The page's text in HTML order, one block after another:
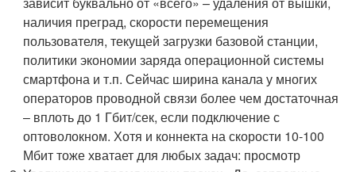
наличия преград, скорости перемещения
пользователя, текущей загрузки базовой станции,
политики экономии заряда операционной системы
смартфона и т.п. Сейчас ширина канала у многих
операторов проводной связи более чем достаточная
– вплоть до 1 Гбит/сек, если подключение с
оптоволокном. Хотя и коннекта на скорости 10-100
Мбит тоже хватает для любых задач: просмотр